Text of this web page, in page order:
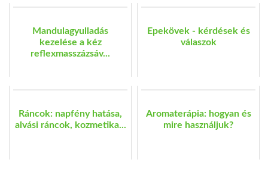
Mandulagyulladás
kezelése a kéz
reflexmasszázsáv...
Epekövek - kérdések és
válaszok
Ráncok: napfény hatása,
alvási ráncok, kozmetika...
Aromaterápia: hogyan és
mire használjuk?